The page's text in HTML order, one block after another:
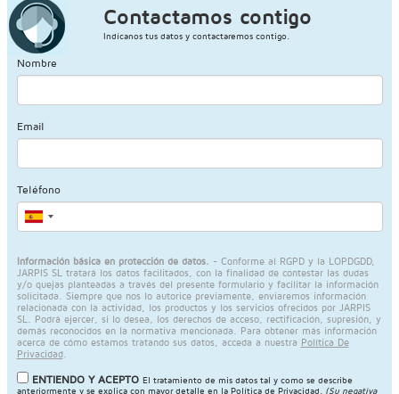
Contactamos contigo
Indícanos tus datos y contactaremos contigo.
Nombre
Email
Teléfono
Información básica en protección de datos. - Conforme al RGPD y la LOPDGDD,
JARPIS SL tratará los datos facilitados, con la finalidad de contestar las dudas
y/o quejas planteadas a través del presente formulario y facilitar la información
solicitada. Siempre que nos lo autorice previamente, enviaremos información
relacionada con la actividad, los productos y los servicios ofrecidos por JARPIS
SL. Podrá ejercer, si lo desea, los derechos de acceso, rectificación, supresión, y
demás reconocidos en la normativa mencionada. Para obtener más información
acerca de cómo estamos tratando sus datos, acceda a nuestra Política De
Privacidad.
ENTIENDO Y ACEPTO El tratamiento de mis datos tal y como se describe
anteriormente y se explica con mayor detalle en la Política de Privacidad
(Su negativa